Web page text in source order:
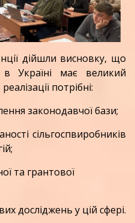
дійшли висновку, що
Україні має великий
потрібні:
законодавчої бази;
сільгоспвиробників
та грантової
у цій сфері.